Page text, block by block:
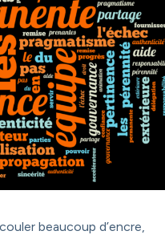
beaucoup d’encre,